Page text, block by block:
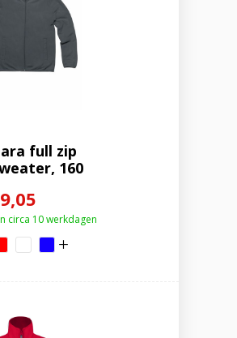
full zip
160
circa 10 werkdagen